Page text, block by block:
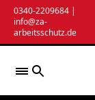
Zum
Inhalt
springen
0340-2209684 |
info@za-
arbeitsschutz.de